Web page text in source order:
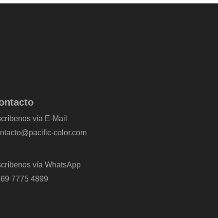
vía E-Mail
color.com
vía WhatsApp
7775 4899